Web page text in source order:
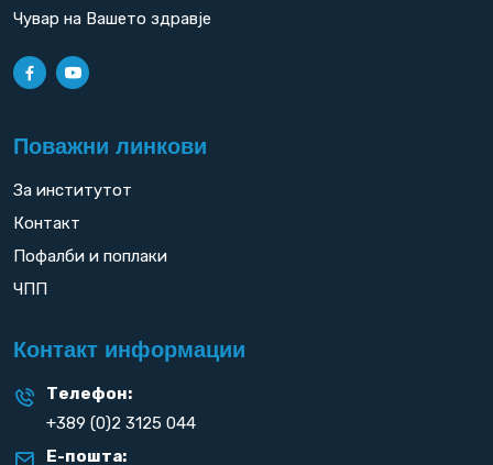
Чувар на Вашето здравје
Поважни линкови
За институтот
Контакт
Пофалби и поплаки
ЧПП
Контакт информации
Телефон:
+389 (0)2 3125 044
Е-пошта: